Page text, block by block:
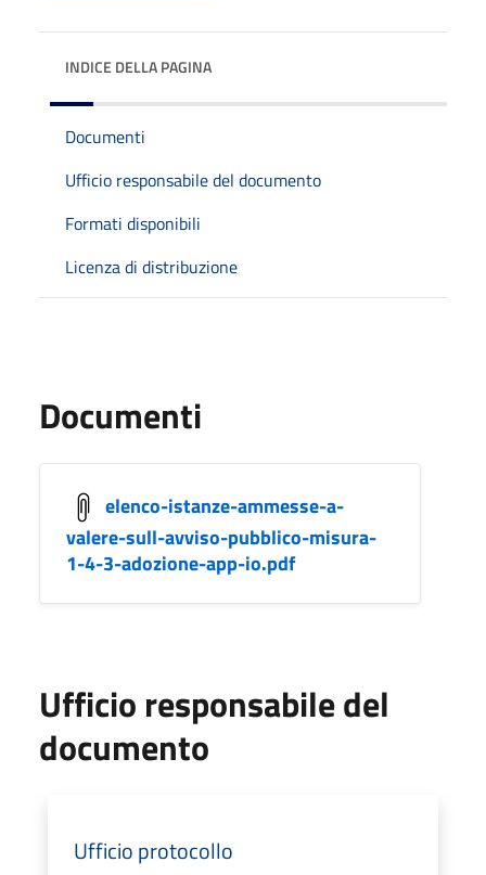
INDICE DELLA PAGINA
Documenti
Ufficio responsabile del documento
Formati disponibili
Licenza di distribuzione
Documenti
elenco-istanze-ammesse-a-
valere-sull-avviso-pubblico-misura-
1-4-3-adozione-app-io.pdf
Ufficio responsabile del
documento
Ufficio protocollo